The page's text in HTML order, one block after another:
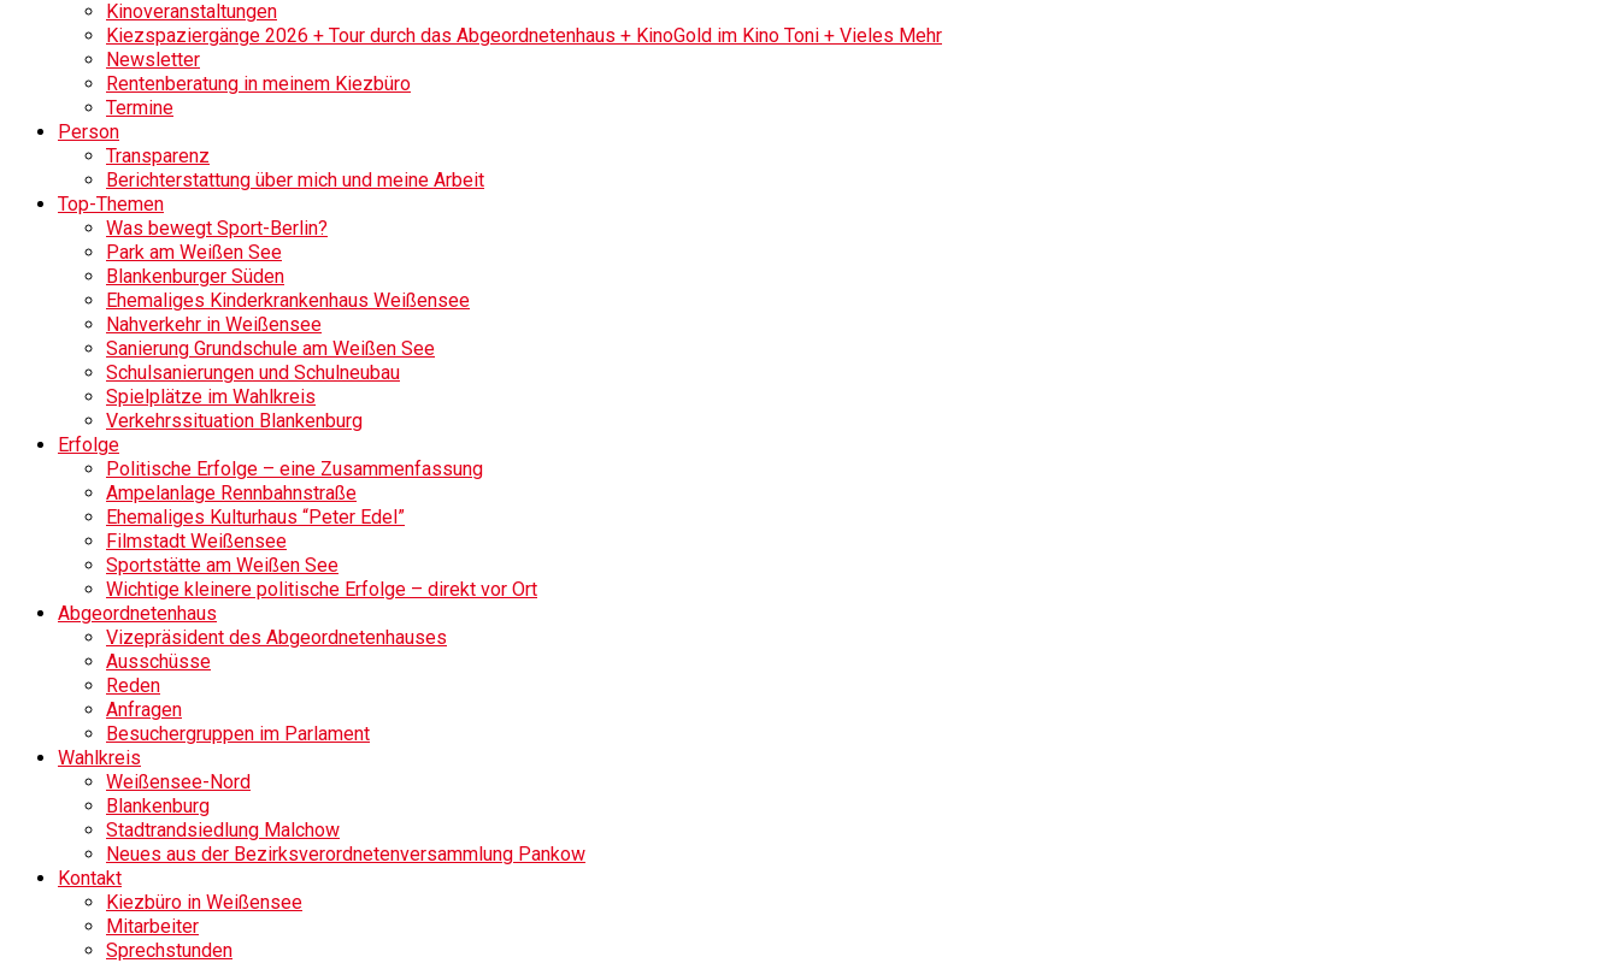
Kinoveranstaltungen
Kiezspaziergänge 2026 + Tour durch das Abgeordnetenhaus + KinoGold im Kino Toni + Vieles Mehr
Newsletter
Rentenberatung in meinem Kiezbüro
Termine
Person
Transparenz
Berichterstattung über mich und meine Arbeit
Top-Themen
Was bewegt Sport-Berlin?
Park am Weißen See
Blankenburger Süden
Ehemaliges Kinderkrankenhaus Weißensee
Nahverkehr in Weißensee
Sanierung Grundschule am Weißen See
Schulsanierungen und Schulneubau
Spielplätze im Wahlkreis
Verkehrssituation Blankenburg
Erfolge
Politische Erfolge – eine Zusammenfassung
Ampelanlage Rennbahnstraße
Ehemaliges Kulturhaus “Peter Edel”
Filmstadt Weißensee
Sportstätte am Weißen See
Wichtige kleinere politische Erfolge – direkt vor Ort
Abgeordnetenhaus
Vizepräsident des Abgeordnetenhauses
Ausschüsse
Reden
Anfragen
Besuchergruppen im Parlament
Wahlkreis
Weißensee-Nord
Blankenburg
Stadtrandsiedlung Malchow
Neues aus der Bezirksverordnetenversammlung Pankow
Kontakt
Kiezbüro in Weißensee
Mitarbeiter
Sprechstunden